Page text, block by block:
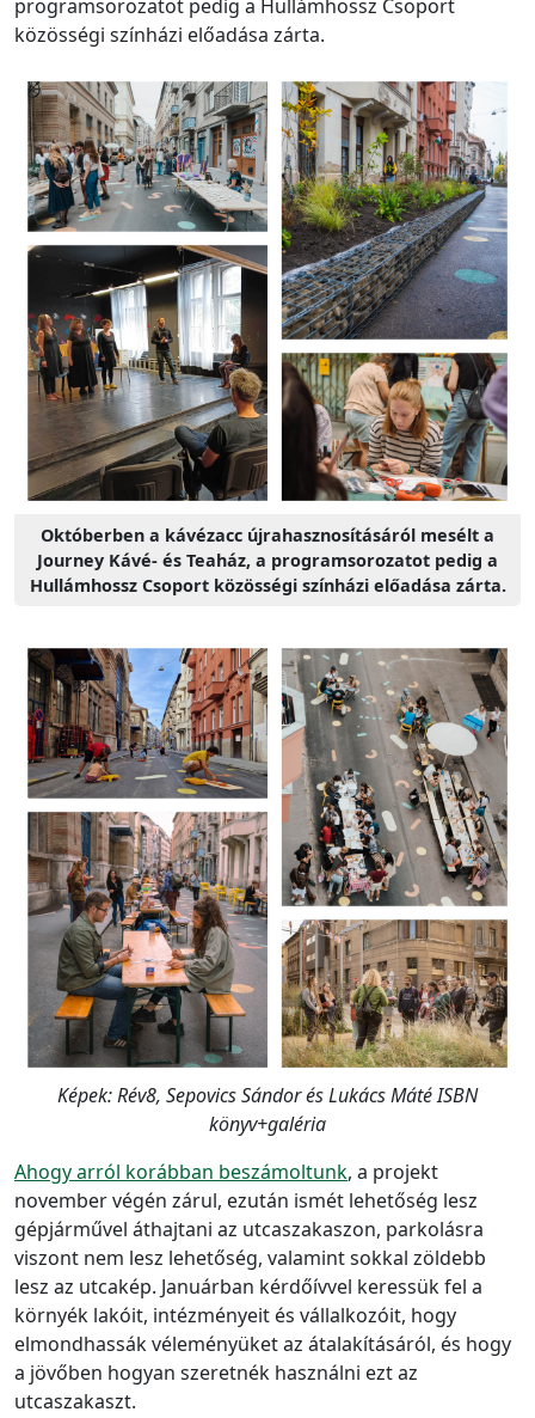
programsorozatot pedig a Hullámhossz Csoport
közösségi színházi előadása zárta.
Októberben a kávézacc újrahasznosításáról mesélt a
Journey Kávé- és Teaház, a programsorozatot pedig a
Hullámhossz Csoport közösségi színházi előadása zárta.
Képek: Rév8, Sepovics Sándor és Lukács Máté ISBN
könyv+galéria
Ahogy arról korábban beszámoltunk, a projekt
november végén zárul, ezután ismét lehetőség lesz
gépjárművel áthajtani az utcaszakaszon, parkolásra
viszont nem lesz lehetőség, valamint sokkal zöldebb
lesz az utcakép. Januárban kérdőívvel keressük fel a
környék lakóit, intézményeit és vállalkozóit, hogy
elmondhassák véleményüket az átalakításáról, és hogy
a jövőben hogyan szeretnék használni ezt az
utcaszakaszt.